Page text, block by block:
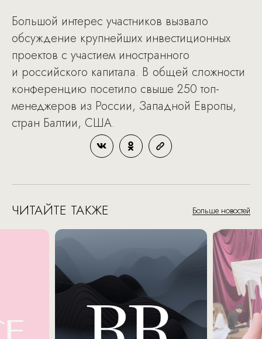
Большой интерес участников вызвало
обсуждение крупнейших инвестиционных
проектов с участием иностранного
и российского капитала. В общей сложности
конференцию посетило свыше 250 топ-
менеджеров из России, Западной Европы,
стран Балтии, США.
ЧИТАЙТЕ ТАКЖЕ Больше новостей